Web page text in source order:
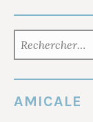
AMICALE